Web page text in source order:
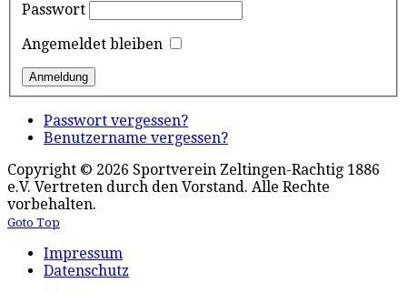
Passwort
Angemeldet bleiben
Passwort vergessen?
Benutzername vergessen?
Copyright © 2026 Sportverein Zeltingen-Rachtig 1886
e.V. Vertreten durch den Vorstand. Alle Rechte
vorbehalten.
Goto Top
Impressum
Datenschutz